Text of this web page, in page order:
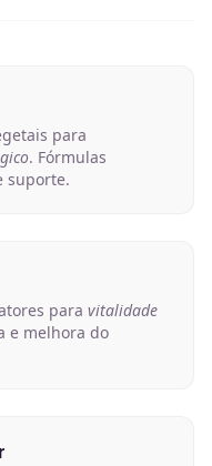
para
. Fórmulas
suporte.
para vitalidade
e melhora do